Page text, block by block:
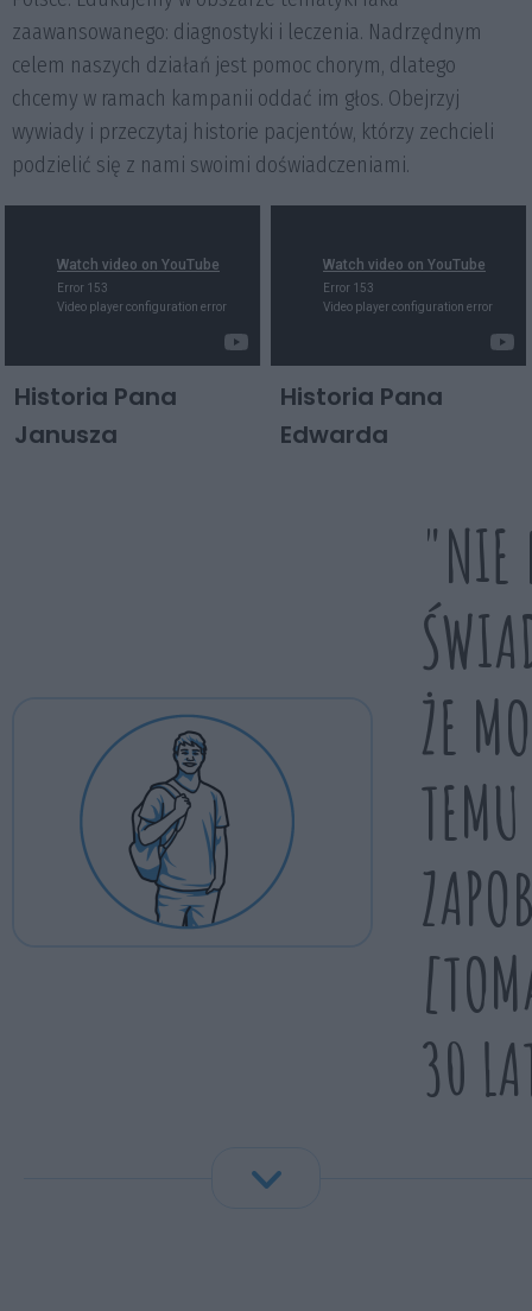
zaawansowanego: diagnostyki i leczenia. Nadrzędnym
celem naszych działań jest pomoc chorym, dlatego
chcemy w ramach kampanii oddać im głos. Obejrzyj
wywiady i przeczytaj historie pacjentów, którzy zechcieli
podzielić się z nami swoimi doświadczeniami.
Historia Pana
Janusza
Historia Pana
Edwarda
"NIE
ŻE
TEMU
30